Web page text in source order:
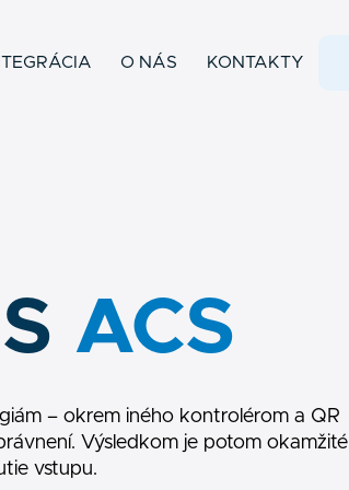
O NÁS KONTAKTY
ACS
– okrem iného kontrolérom a QR
Výsledkom je potom okamžité
vstupu.